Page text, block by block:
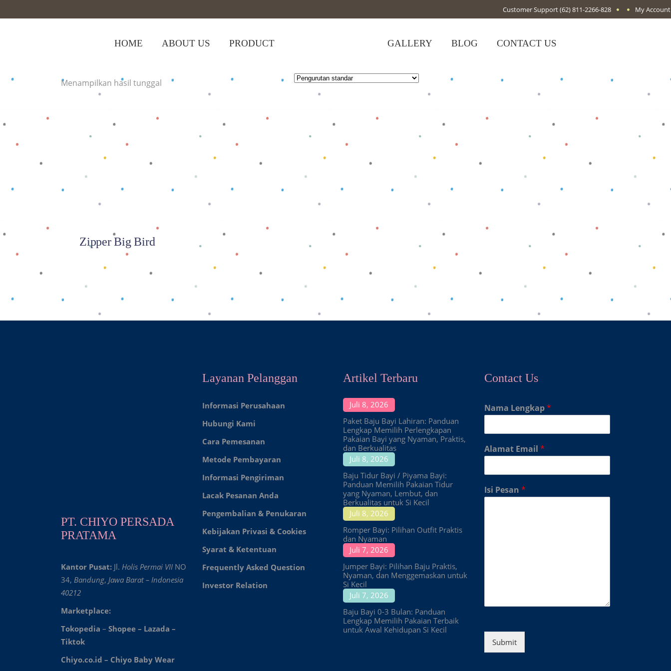
Customer Support(62) 811-2266-828 My Account
HOME ABOUT US PRODUCT GALLERY BLOG CONTACT US
Home>Shop>Zipper Big Bird
Menampilkan hasil tunggal
Baca selengkapnya
Zipper Big Bird
PT. CHIYO PERSADA
PRATAMA
Kantor Pusat: Jl. Holis Permai VII NO
34, Bandung, Jawa Barat – Indonesia
40212
Marketplace:
Tokopedia – Shopee – Lazada –
Tiktok
Chiyo.co.id – Chiyo Baby Wear
Layanan Pelanggan
Informasi Perusahaan
Hubungi Kami
Cara Pemesanan
Metode Pembayaran
Informasi Pengiriman
Lacak Pesanan Anda
Pengembalian & Penukaran
Kebijakan Privasi & Cookies
Syarat & Ketentuan
Frequently Asked Question
Investor Relation
Artikel Terbaru
Juli 8, 2026
Paket Baju Bayi Lahiran: Panduan
Lengkap Memilih Perlengkapan
Pakaian Bayi yang Nyaman, Praktis,
dan Berkualitas
Juli 8, 2026
Baju Tidur Bayi / Piyama Bayi:
Panduan Memilih Pakaian Tidur
yang Nyaman, Lembut, dan
Berkualitas untuk Si Kecil
Juli 8, 2026
Romper Bayi: Pilihan Outfit Praktis
dan Nyaman
Juli 7, 2026
Jumper Bayi: Pilihan Baju Praktis,
Nyaman, dan Menggemaskan untuk
Si Kecil
Juli 7, 2026
Baju Bayi 0-3 Bulan: Panduan
Lengkap Memilih Pakaian Terbaik
untuk Awal Kehidupan Si Kecil
Contact Us
Nama Lengkap*
Alamat Email *
Isi Pesan *
Submit